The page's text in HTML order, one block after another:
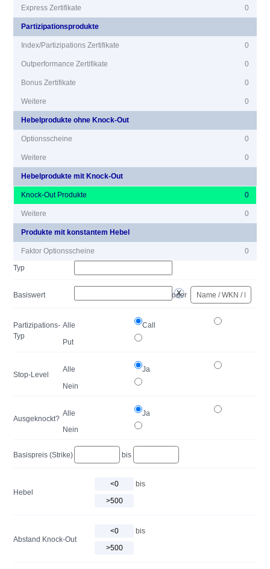
Express Zertifikate 0
Partizipationsprodukte
Index/Partizipations Zertifikate 0
Outperformance Zertifikate 0
Bonus Zertifikate 0
Weitere 0
Hebelprodukte ohne Knock-Out
Optionsscheine 0
Weitere 0
Hebelprodukte mit Knock-Out
Knock-Out Produkte 0
Weitere 0
Produkte mit konstantem Hebel
Faktor Optionsscheine
0
Typ
Basiswert oder
Partizipations-
Typ
Alle
Call
Put
Stop-Level
Alle
Ja
Nein
Ausgeknockt?
Alle
Ja
Nein
Basispreis (Strike) bis
Hebel
bis
Abstand Knock-Out
bis